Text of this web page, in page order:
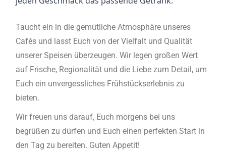
Taucht ein in die gemütliche Atmosphäre unseres
Cafés und lasst Euch von der Vielfalt und Qualität
unserer Speisen überzeugen. Wir legen großen Wert
auf Frische, Regionalität und die Liebe zum Detail, um
Euch ein unvergessliches Frühstückserlebnis zu
bieten.
Wir freuen uns darauf, Euch morgens bei uns
begrüßen zu dürfen und Euch einen perfekten Start in
den Tag zu bereiten. Guten Appetit!